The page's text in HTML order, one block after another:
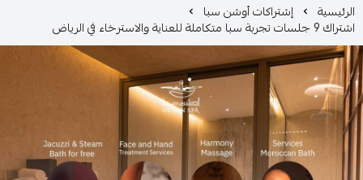
الرئيسية إشتراكات أوشن سبا
اشتراك 9 جلسات تجربة سبا متكاملة للعناية والاسترخاء في الرياض